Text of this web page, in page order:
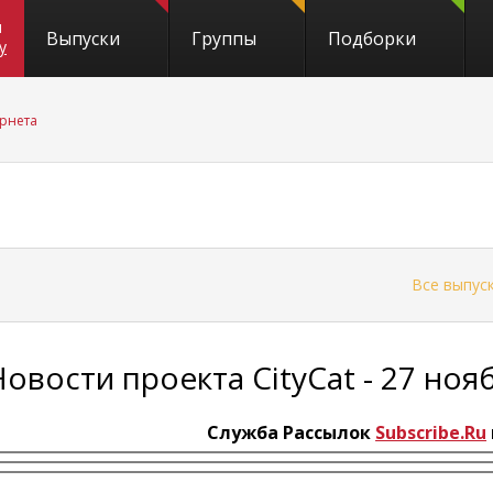
Выпуски Группы Подборки
Все
проекта CityCat - 27
Служба Рассылок Subscribe.Ru